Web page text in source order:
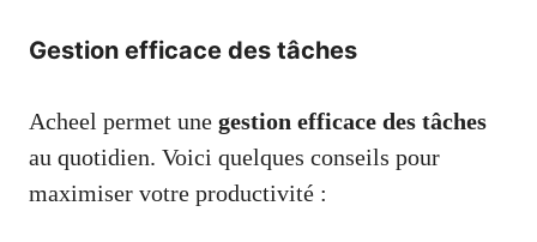
Gestion efficace des tâches
Acheel permet une gestion efficace des tâches
au quotidien. Voici quelques conseils pour
maximiser votre productivité :